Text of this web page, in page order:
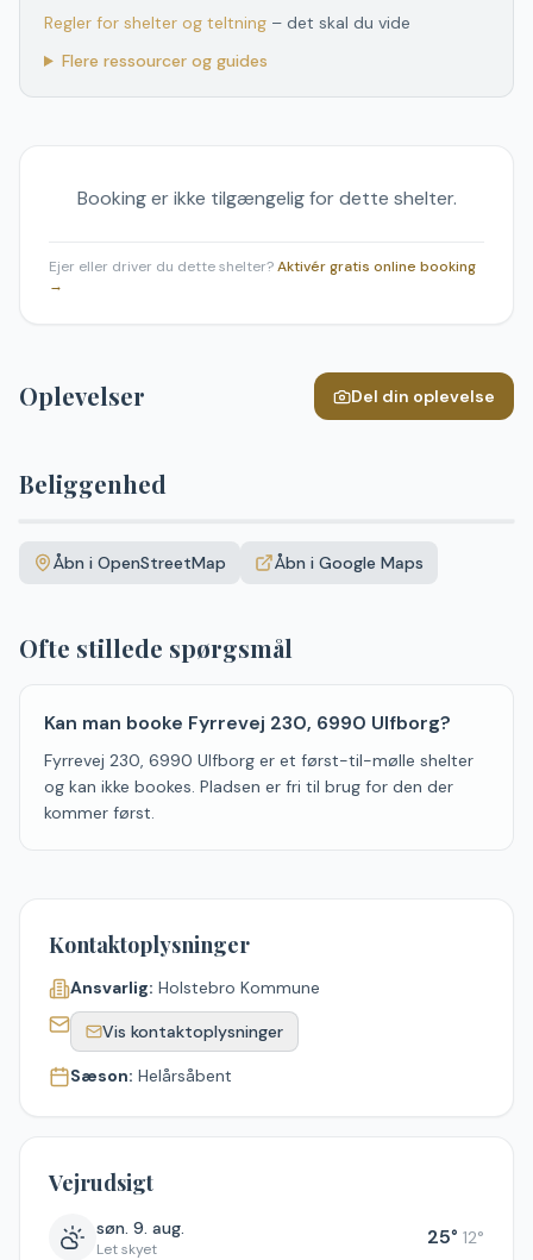
Regler for shelter og teltning – det skal du vide
Flere ressourcer og guides
Booking er ikke tilgængelig for dette shelter.
Ejer eller driver du dette shelter?Aktivér gratis online booking
→
Oplevelser Del din oplevelse
Beliggenhed
+Åbn i OpenStreetMap Åbn i Google Maps
Ofte stillede spørgsmål
Kan man booke Fyrrevej 230, 6990 Ulfborg?
Fyrrevej 230, 6990 Ulfborg er et først-til-mølle shelter
og kan ikke bookes. Pladsen er fri til brug for den der
kommer først.
Kontaktoplysninger
Ansvarlig: Holstebro Kommune
Vis kontaktoplysninger
Sæson: Helårsåbent
Vejrudsigt
søn. 9. aug.
Let skyet 25° 12°